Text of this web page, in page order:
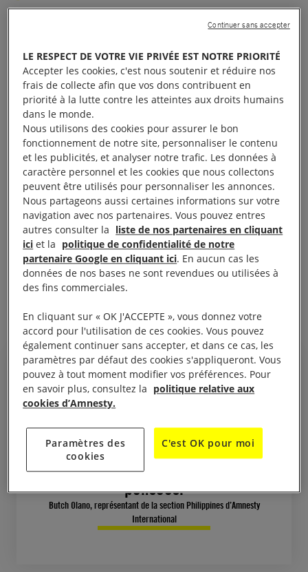
« Notre nation est en deuil
»
Le discours de Rodrigo Duterte en faveur de la
peine de mort intervient quelques semaines après
l’homicide d’une fillette de trois ans au cours d’une
opération de police. Le président a abordé la
question de la drogue sans pour autant faire face à
la réalité. Le pays doit adopter une approche qui
permette aux familles des milliers de personnes
tuées illégalement d’obtenir justice et aux personnes
qui en ont besoin de bénéficier de services
Notre nation est en deuil. Nous ne
devrions pas enterrer nos
enfants à la suite d’opérations de
police meurtrières et mal
pensées.
Butch Olano, représentant de la section Philippines d’Amnesty
International
LE RESPECT DE VOTRE VIE PRIVÉE EST NOTRE PRIORITÉ
Accepter les cookies, c'est nous soutenir et réduire nos
frais de collecte afin que vos dons contribuent en
priorité à la lutte contre les atteintes aux droits humains
dans le monde.
Nous utilisons des cookies pour assurer le bon
fonctionnement de notre site, personnaliser le contenu
et les publicités, et analyser notre trafic. Les données à
caractère personnel et les cookies que nous collectons
peuvent être utilisés pour personnaliser les annonces.
Nous partageons aussi certaines informations sur votre
navigation avec nos partenaires. Vous pouvez entres
autres consulter la liste de nos partenaires en cliquant
ici et la politique de confidentialité de notre
partenaire Google en cliquant ici. En aucun cas les
données de nos bases ne sont revendues ou utilisées à
des fins commerciales.
En cliquant sur « OK J'ACCEPTE », vous donnez votre
accord pour l'utilisation de ces cookies. Vous pouvez
également continuer sans accepter, et dans ce cas, les
paramètres par défaut des cookies s'appliqueront. Vous
pouvez à tout moment modifier vos préférences. Pour
en savoir plus, consultez la politique relative aux
cookies d’Amnesty.
Paramètres des
cookies
C'est OK pour moi
Continuer sans accepter